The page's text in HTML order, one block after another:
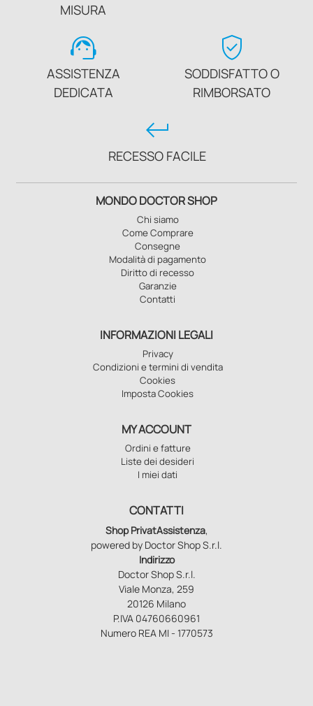
MISURA
support_agent
ASSISTENZA
DEDICATA
verified_user
SODDISFATTO O
RIMBORSATO
keyboard_return
RECESSO FACILE
MONDO DOCTOR SHOP
Chi siamo
Come Comprare
Consegne
Modalità di pagamento
Diritto di recesso
Garanzie
Contatti
INFORMAZIONI LEGALI
Privacy
Condizioni e termini di vendita
Cookies
Imposta Cookies
MY ACCOUNT
Ordini e fatture
Liste dei desideri
I miei dati
CONTATTI
Shop PrivatAssistenza,
powered by Doctor Shop S.r.l.
Indirizzo
Doctor Shop S.r.l.
Viale Monza, 259
20126 Milano
P.IVA 04760660961
Numero REA MI - 1770573